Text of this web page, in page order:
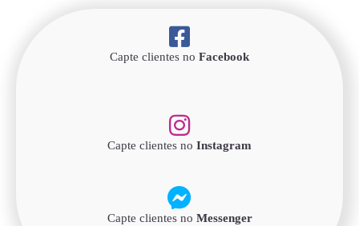
Capte clientes no Facebook
Capte clientes no Instagram
Capte clientes no Messenger